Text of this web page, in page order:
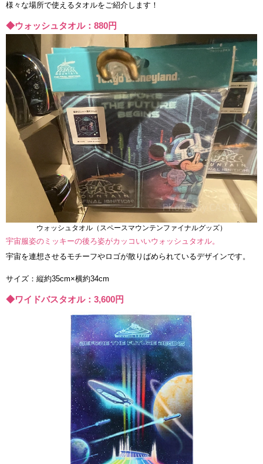
様々な場所で使えるタオルをご紹介します！
◆ウォッシュタオル：880円
ウォッシュタオル（スペースマウンテンファイナルグッズ）
宇宙服姿のミッキーの後ろ姿がカッコいいウォッシュタオル。
宇宙を連想させるモチーフやロゴが散りばめられているデザインです。
サイズ：縦約35cm×横約34cm
◆ワイドバスタオル：3,600円